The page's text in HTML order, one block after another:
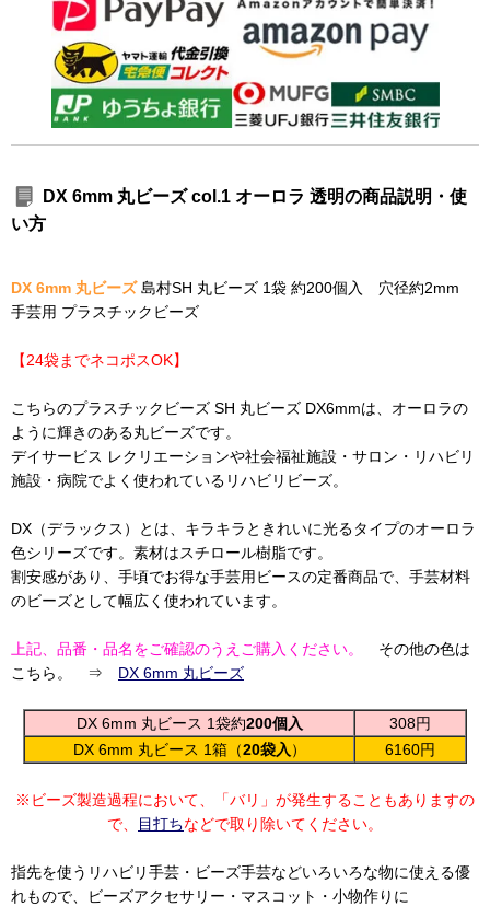
DX 6mm 丸ビーズ col.1 オーロラ 透明の商品説明・使
い方
DX 6mm 丸ビーズ島村SH 丸ビーズ 1袋 約200個入 穴径約2mm
手芸用 プラスチックビーズ
【24袋までネコポスOK】
こちらのプラスチックビーズ SH 丸ビーズ DX6mmは、オーロラの
ように輝きのある丸ビーズです。
デイサービス レクリエーションや社会福祉施設・サロン・リハビリ
施設・病院でよく使われているリハビリビーズ。
DX（デラックス）とは、キラキラときれいに光るタイプのオーロラ
色シリーズです。素材はスチロール樹脂です。
割安感があり、手頃でお得な手芸用ビースの定番商品で、手芸材料
のビーズとして幅広く使われています。
上記、品番・品名をご確認のうえご購入ください。
その他の色は
こちら。 ⇒ DX 6mm 丸ビーズ
DX 6mm 丸ビース 1袋約200個入
308円
DX 6mm 丸ビース 1箱（20袋入 ） 6160円
※ビーズ製造過程において、「バリ」が発生することもありますの
で、
目打ちなどで取り除いてください。
指先を使うリハビリ手芸・ビーズ手芸などいろいろな物に使える優
れもので、ビーズアクセサリー・マスコット・小物作りに